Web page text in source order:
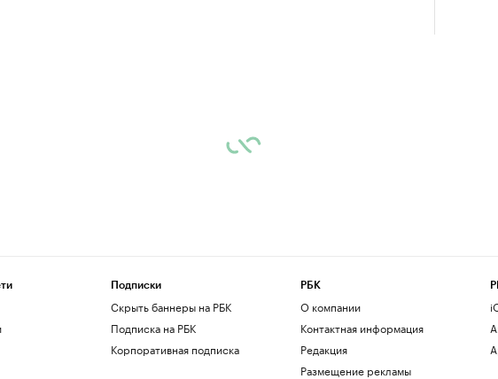
Подписки
Скрыть баннеры на РБК
Подписка на РБК
Корпоративная подписка
РБК
О компании
Контактная информация
Редакция
Размещение рекламы